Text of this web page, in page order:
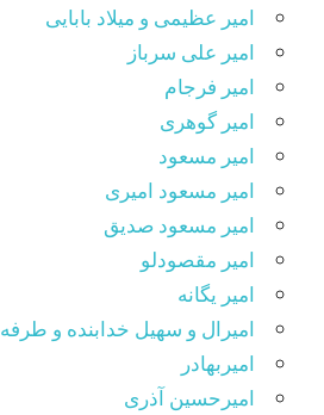
امیر عظیمی و میلاد بابایی
امیر علی سرباز
امیر فرجام
امیر گوهری
امیر مسعود
امیر مسعود امیری
امیر مسعود صدیق
امیر مقصودلو
امیر یگانه
امیرال و سهیل خدابنده و طرفه
امیربهادر
امیرحسین آذری